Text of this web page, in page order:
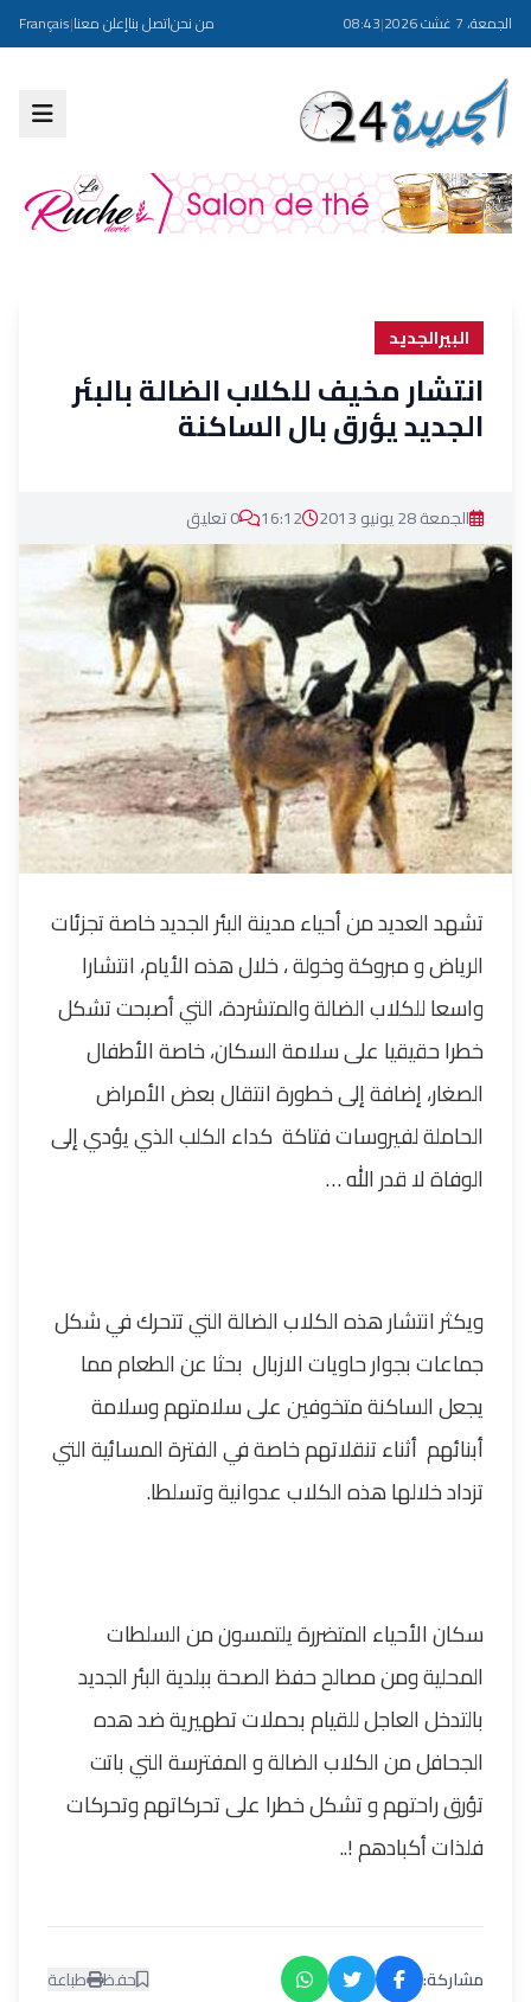
الجمعة، 7 غشت 2026 |
08:43 من نحناتصل بناإعلن معنا|
Français
البيرالجديد
انتشار مخيف للكلاب الضالة بالبئر
الجديد يؤرق بال الساكنة
الجمعة 28 يونيو 2013 16:12 0 تعليق
تشهد العديد من أحياء مدينة البئر الجديد خاصة تجزئات
الرياض و مبروكة وخولة ، خلال هذه الأيام، انتشارا
واسعا للكلاب الضالة والمتشردة، التي أصبحت تشكل
خطرا حقيقيا على سلامة السكان، خاصة الأطفال
الصغار، إضافة إلى خطورة انتقال بعض الأمراض
الحاملة لفيروسات فتاكة كداء الكلب الذي يؤدي إلى
الوفاةلا قدر الله…
ويكثر انتشار هذه الكلاب الضالة التي تتحرك في شكل
جماعات بجوار حاويات الازبال بحثا عن الطعام مما
يجعل الساكنة متخوفين على سلامتهم وسلامة
أبنائهم أثناء تنقلاتهم خاصة في الفترة المسائية التي
تزداد خلالها هذه الكلاب عدوانية وتسلطا.
سكان الأحياء المتضررة يلتمسون من السلطات
المحلية ومن مصالح حفظ الصحة ببلدية البئر الجديد
بالتدخل العاجل للقيام بحملات تطهيرية ضد هده
الجحافل من الكلاب الضالة و المفترسة التي باتت
تؤرق راحتهم و تشكل خطرا على تحركاتهم وتحركات
فلذات أكبادهم!..
مشاركة: حفظ طباعة